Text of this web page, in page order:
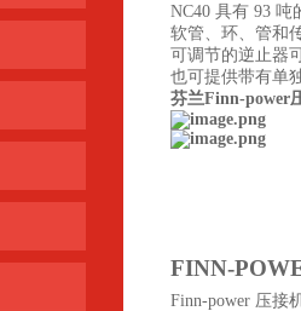
NC40 具有 93 吨
软管、环、管和
可调节的逆止器
也可提供带有单
芬兰Finn-power
FINN-
Finn-power 压接